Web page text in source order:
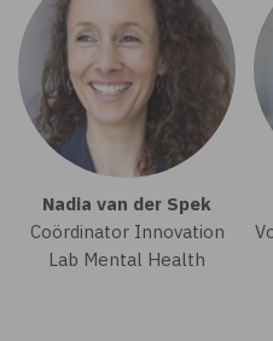
Nadia van der Spek
Coördinator Innovation
Lab Mental Health